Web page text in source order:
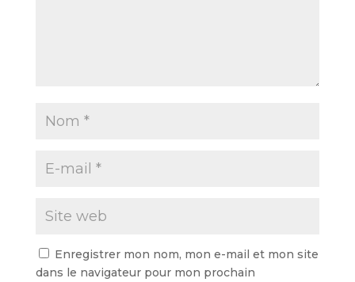
Enregistrer mon nom, mon e-mail et mon site
dans le navigateur pour mon prochain